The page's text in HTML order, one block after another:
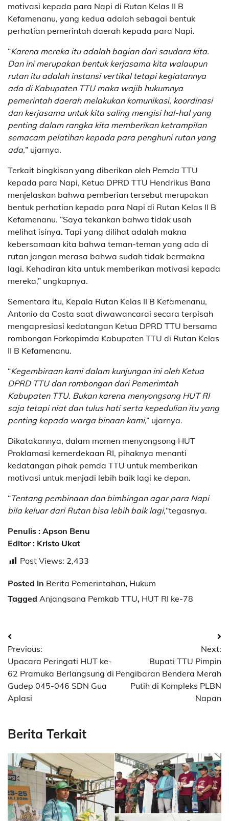
motivasi kepada para Napi di Rutan Kelas II B
Kefamenanu, yang kedua adalah sebagai bentuk
perhatian pemerintah daerah kepada para Napi.
“Karena mereka itu adalah bagian dari saudara kita.
Dan ini merupakan bentuk kerjasama kita walaupun
rutan itu adalah instansi vertikal tetapi kegiatannya
ada di Kabupaten TTU maka wajib hukumnya
pemerintah daerah melakukan komunikasi, koordinasi
dan kerjasama untuk kita saling mengisi hal-hal yang
penting dalam rangka kita memberikan ketrampilan
semacam pelatihan kepada para penghuni rutan yang
ada,” ujarnya.
Terkait bingkisan yang diberikan oleh Pemda TTU
kepada para Napi, Ketua DPRD TTU Hendrikus Bana
menjelaskan bahwa pemberian tersebut merupakan
bentuk perhatian kepada para Napi di Rutan Kelas II B
Kefamenanu. “Saya tekankan bahwa tidak usah
melihat isinya. Tapi yang dilihat adalah makna
kebersamaan kita bahwa teman-teman yang ada di
rutan jangan merasa bahwa sudah tidak bermakna
lagi. Kehadiran kita untuk memberikan motivasi kepada
mereka,” ungkapnya.
Sementara itu, Kepala Rutan Kelas II B Kefamenanu,
Antonio da Costa saat diwawancarai secara terpisah
mengapresiasi kedatangan Ketua DPRD TTU bersama
rombongan Forkopimda Kabupaten TTU di Rutan Kelas
II B Kefamenanu.
“Kegembiraan kami dalam kunjungan ini oleh Ketua
DPRD TTU dan rombongan dari Pemerimtah
Kabupaten TTU. Bukan karena menyongsong HUT RI
saja tetapi niat dan tulus hati serta kepedulian itu yang
penting kepada warga binaan kami,” ujarnya.
Dikatakannya, dalam momen menyongsong HUT
Proklamasi kemerdekaan RI, pihaknya menanti
kedatangan pihak pemda TTU untuk memberikan
motivasi untuk menjadi lebih baik lagi ke depan.
“Tentang pembinaan dan bimbingan agar para Napi
bila keluar dari Rutan bisa lebih baik lagi,“tegasnya.
Penulis : Apson Benu
Editor : Kristo Ukat
Post Views: 2,433
Posted in Berita Pemerintahan, Hukum
Tagged Anjangsana Pemkab TTU, HUT RI ke-78
Post
navigation
Previous:
Upacara Peringati HUT ke-
62 Pramuka Berlangsung di
Gudep 045-046 SDN Gua
Aplasi
Next:
Bupati TTU Pimpin
Pengibaran Bendera Merah
Putih di Kompleks PLBN
Napan
Berita Terkait